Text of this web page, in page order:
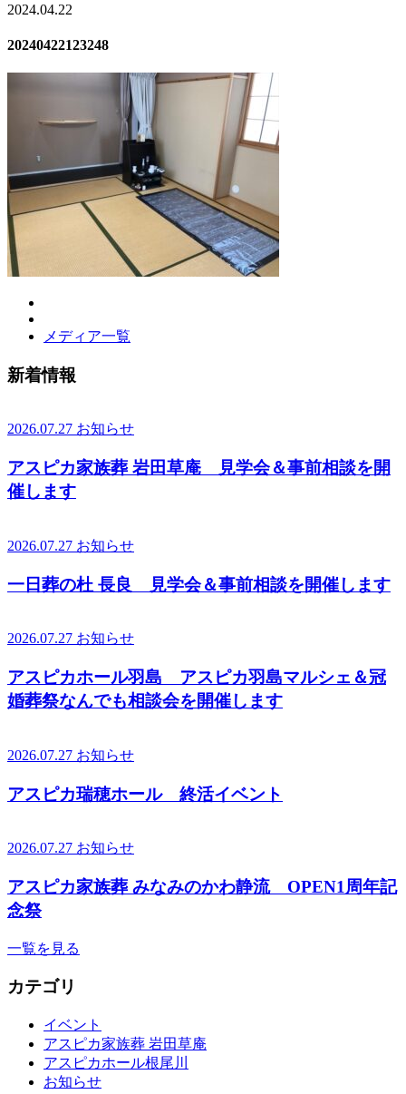
2024.04.22
20240422123248
メディア一覧
新着情報
2026.07.27 お知らせ
アスピカ家族葬 岩田草庵 見学会＆事前相談を開
催します
2026.07.27 お知らせ
一日葬の杜 長良 見学会＆事前相談を開催します
2026.07.27 お知らせ
アスピカホール羽島 アスピカ羽島マルシェ＆冠
婚葬祭なんでも相談会を開催します
2026.07.27 お知らせ
アスピカ瑞穂ホール 終活イベント
2026.07.27 お知らせ
アスピカ家族葬 みなみのかわ静流 OPEN1周年記
念祭
一覧を見る
カテゴリ
イベント
アスピカ家族葬 岩田草庵
アスピカホール根尾川
お知らせ